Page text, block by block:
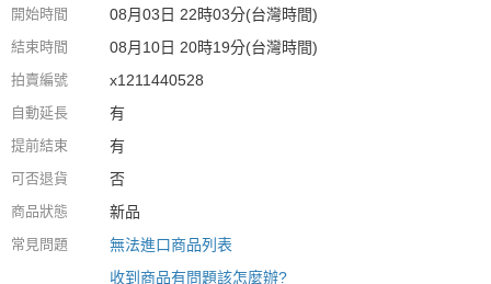
開始時間 08月03日 22時03分(台灣時間)
結束時間 08月10日 20時19分(台灣時間)
拍賣編號 x1211440528
自動延長 有
提前結束 有
可否退貨 否
商品狀態 新品
常見問題
無法進口商品列表
收到商品有問題該怎麼辦?